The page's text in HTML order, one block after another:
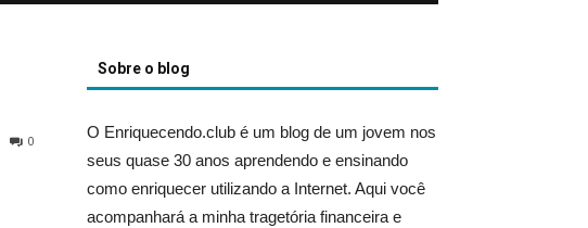
0
Sobre o blog
O Enriquecendo.club é um blog de um jovem nos
seus quase 30 anos aprendendo e ensinando
como enriquecer utilizando a Internet. Aqui você
acompanhará a minha tragetória financeira e